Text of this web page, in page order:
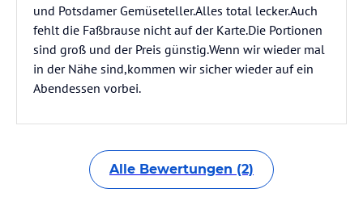
und Potsdamer Gemüseteller.Alles total lecker.Auch
fehlt die Faßbrause nicht auf der Karte.Die Portionen
sind groß und der Preis günstig.Wenn wir wieder mal
in der Nähe sind,kommen wir sicher wieder auf ein
Abendessen vorbei.
Alle Bewertungen (2)